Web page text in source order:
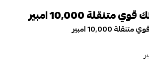
10,000 امبير
10,000 امبير